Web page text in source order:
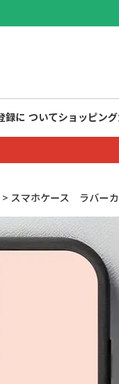
録に ついてショッピン
スマホケース ラバー